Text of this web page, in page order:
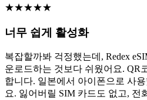
★★★★★
너무 쉽게 활성화
복잡할까봐 걱정했는데, Redex
운로드하는 것보다 쉬웠어요. QR
합니다. 일본에서 아이폰으로 사
요. 잃어버릴 SIM 카드도 없고, 전